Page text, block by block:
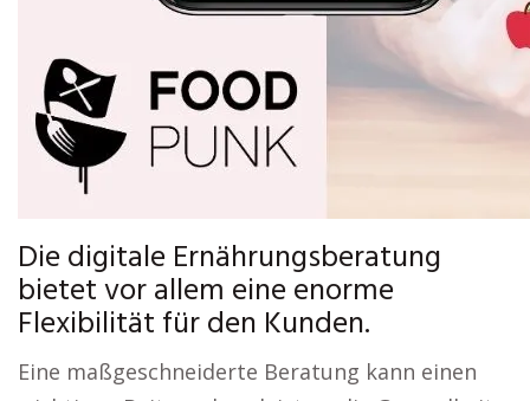
Die digitale Ernährungsberatung
bietet vor allem eine enorme
Flexibilität für den Kunden.
Eine maßgeschneiderte Beratung kann einen